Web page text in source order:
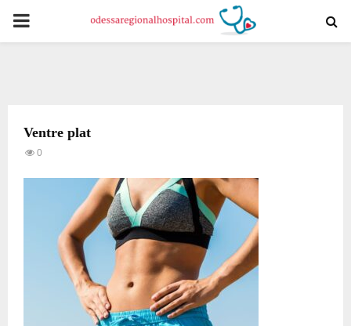
PRIMARY
Ventre plat
0